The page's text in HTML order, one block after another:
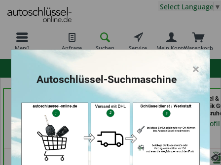
Menü Anfrage Suchen Service Warenkorb
Mein Konto
Select Language ▼
ECU Service (in
Friedberg)
Händlerprofil
Service Punkt (in
Bremen)
Händlerprofil
Aba Schlüssel &
Sicherheitstechnik
GmbH (in
Händlerprofil
×
Autoschlüssel-Suchmaschine